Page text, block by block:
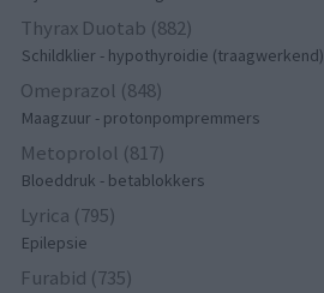
Thyrax Duotab (882)
Schildklier - hypothyroidie (traagwerkend)
Omeprazol (848)
Maagzuur - protonpompremmers
Metoprolol (817)
Bloeddruk - betablokkers
Lyrica (795)
Epilepsie
Furabid (735)